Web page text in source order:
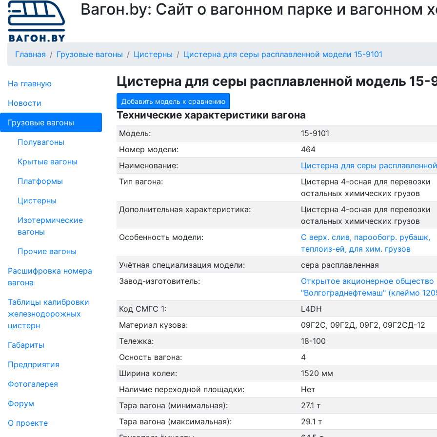
Вагон.by: Сайт о вагонном парке и вагонном
Главная Грузовые вагоны Цистерны Цистерна для серы расплавленной модели 15-9101
На главную
Новости
Грузовые вагоны
Полувагоны
Крытые вагоны
Платформы
Цистерны
Изотермические
вагоны
Прочие вагоны
Рас­шифров­ка номера
вагона
Таблицы калибровки
же­лезно­дорожных
цистерн
Габариты
Пред­прия­тия
Фо­то­га­ле­рея
Форум
О проекте
Цистерна для серы расплавленной модель 15-
Добавить модель к сравнению
Технические характеристики вагона
Модель:
15-9101
Номер модели:
464
Наименование:
Цистерна для серы расплавленной
Тип вагона:
Цистерна 4-осная для перевозки
остальных химических грузов
Дополнительная характеристика:
Цистерна 4-осная для перевозки
остальных химических грузов
Особенность модели:
С верх. слив, парообогр. рубашк,
теплоиз-ей, для хим. грузов
Учётная специализация модели:
сера расплавленная
Завод-изготовитель:
Открытое акционерное общество
"Волгограднефтемаш" (клеймо
Код СМГС 1:
L4DH
Материал кузова:
09Г2С, 09Г2Д, 09Г2, 09Г2СД-12
Тележка:
18-100
Осность вагона:
4
Ширина колеи:
1520 мм
Наличие переходной площадки:
Нет
Тара вагона (минимальная):
27.1 т
Тара вагона (максимальная):
29.1 т